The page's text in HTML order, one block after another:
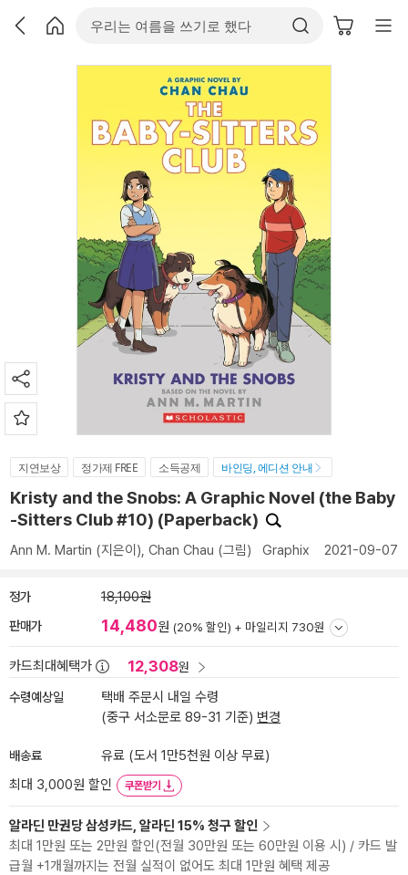
지연보상 정가제 FREE 소득공제 바인딩, 에디션 안내
Kristy and the Snobs: A Graphic Novel (the Baby
-Sitters Club #10) (Paperback)
Ann M. Martin (지은이), Chan Chau (그림) Graphix 2021-09-07
정가 18,100원
판매가 14,480원 (20% 할인) + 마일리지 730원
카드최대혜택가 12,308원
수령예상일
택배 주문시 내일 수령
(중구 서소문로 89-31 기준) 변경
배송료
유료 (도서 1만5천원 이상 무료)
최대 3,000원 할인
쿠폰받기
알라딘 만권당 삼성카드, 알라딘 15% 청구 할인
최대 1만원 또는 2만원 할인(전월 30만원 또는 60만원 이용 시) / 카드 발
급월 +1개월까지는 전월 실적이 없어도 최대 1만원 혜택 제공